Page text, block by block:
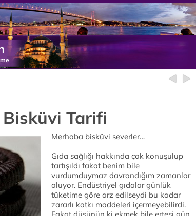
Tarifi
Merhaba bisküvi severler…
Gıda sağlığı hakkında çok konuşulup
tartışıldı fakat benim bile
vurdumduymaz davrandığım zamanlar
oluyor. Endüstriyel gıdalar günlük
tüketime göre arz edilseydi bu kadar
zararlı katkı maddeleri içermeyebilirdi.